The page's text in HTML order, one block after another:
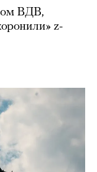
ВДВ,
z-